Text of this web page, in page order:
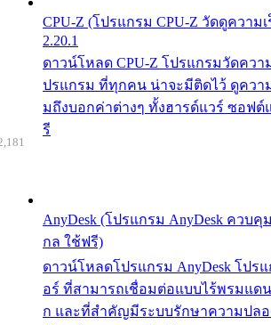
CPU-Z (โปรแกรม CPU-Z วัดดูความ
2.20.1
ดาวน์โหลด CPU-Z โปรแกรมวัดควา
ปรแกรม ที่ทุกคน น่าจะมีติดไว้ ดูความ
มถึงบอกค่าต่างๆ ทั้งฮารด์แวร์ ซอฟต์
รี
AnyDesk (โปรแกรม AnyDesk ควบ
กล ใช้ฟรี)
ดาวน์โหลดโปรแกรม AnyDesk โปร
อร์ ที่สามารถเชื่อมต่อแบบไร้พรมแด
ก และที่สำคัญมีระบบรักษาความปลอ